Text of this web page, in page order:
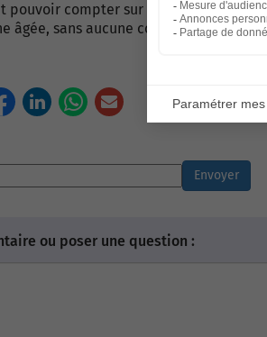
pouvoir compter sur l'intervention
âgée, sans aucune contrariété avec
Note de
Envoyer
ou poser une question :